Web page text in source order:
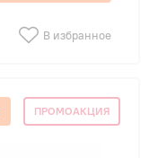
В избранное
ПРОМОАКЦИЯ